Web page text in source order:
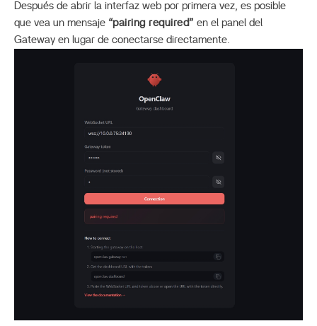
Después de abrir la interfaz web por primera vez, es posible
que vea un mensaje “pairing required” en el panel del
Gateway en lugar de conectarse directamente.